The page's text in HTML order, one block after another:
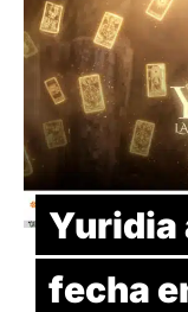
Yuridia
fecha